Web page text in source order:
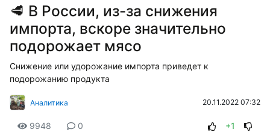
🥩 В России, из-за снижения
импорта, вскоре значительно
подорожает мясо
Снижение или удорожание импорта приведет к
подорожанию продукта
Аналитика 20.11.2022 07:32
9948 0 +1